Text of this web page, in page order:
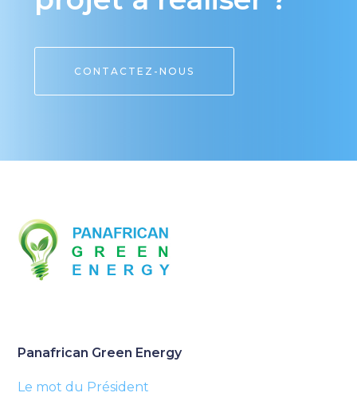
CONTACTEZ-NOUS
Panafrican Green Energy
Le mot du Président